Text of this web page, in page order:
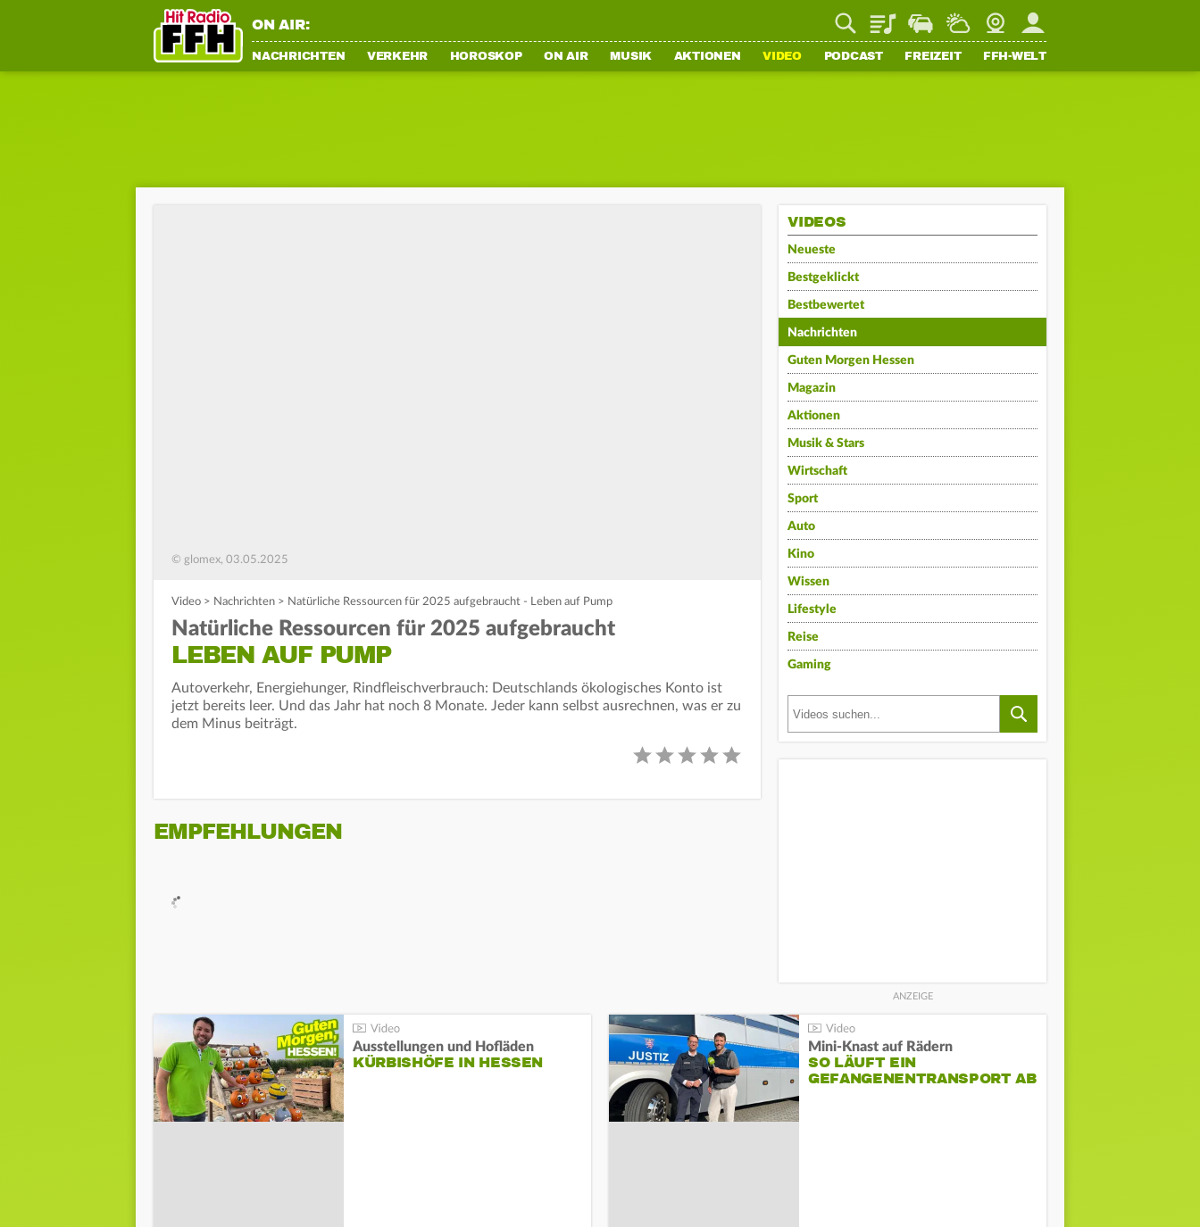
ON AIR: PlaylistStaupilotWetterWebcamMein FFH
NACHRICHTEN VERKEHR HOROSKOP ON AIR MUSIK AKTIONEN VIDEO PODCAST FREIZEIT FFH-WELT
© glomex, 03.05.2025
Video > Nachrichten > Natürliche Ressourcen für 2025 aufgebraucht - Leben auf Pump
Natürliche Ressourcen für 2025 aufgebraucht
LEBEN AUF PUMP
Autoverkehr, Energiehunger, Rindfleischverbrauch: Deutschlands ökologisches Konto ist
jetzt bereits leer. Und das Jahr hat noch 8 Monate. Jeder kann selbst ausrechnen, was er zu
dem Minus beiträgt.
EMPFEHLUNGEN
VIDEOS
Neueste
Bestgeklickt
Bestbewertet
Nachrichten
Guten Morgen Hessen
Magazin
Aktionen
Musik & Stars
Wirtschaft
Sport
Auto
Kino
Wissen
Lifestyle
Reise
Gaming
Ausstellungen und Hofläden
KÜRBISHÖFE IN HESSEN
Mini-Knast auf Rädern
SO LÄUFT EIN
GEFANGENENTRANSPORT AB